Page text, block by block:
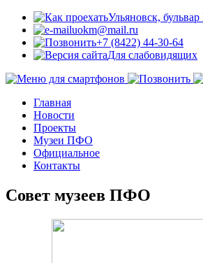
Ульяновск,
uokm@mail.ru
+7 (8422) 44-30-64
Для слабовидящих
Главная
Новости
Проекты
Музеи ПФО
Официальное
Контакты
Совет музеев ПФО